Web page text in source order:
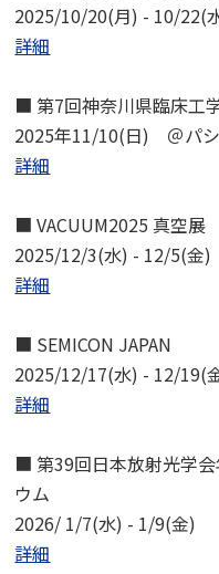
2025/10/20(月) - 10/22(
詳細
■ 第7回神奈川県臨床工
2025年11/10(日) ＠パ
詳細
■ VACUUM2025 真空展
2025/12/3(水) - 12/5(金
詳細
■ SEMICON JAPAN
2025/12/17(水) - 12/19(
詳細
■ 第39回日本放射光学
ウム
2026/ 1/7(水) - 1/9(金)
詳細